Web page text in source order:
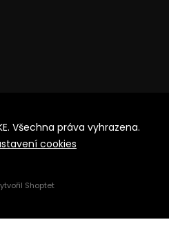
Shoptet
. Všechna práva vyhrazena.
cookies